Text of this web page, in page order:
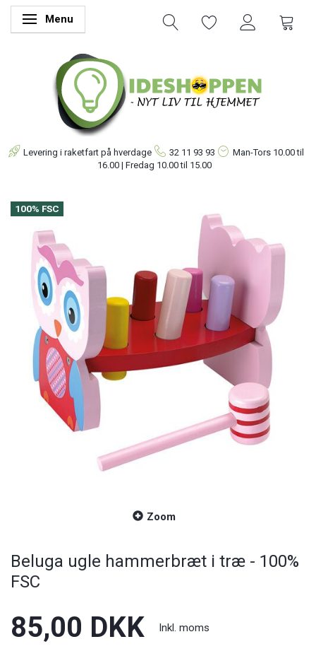
Skifte navigation
Menu
Levering i raketfart på hverdage 32 11 93 93 Man-Tors 10.00 til
16.00 | Fredag 10.00 til 15.00
100% FSC
Zoom
Beluga ugle hammerbræt i træ - 100%
FSC
85,00 DKK Inkl. moms